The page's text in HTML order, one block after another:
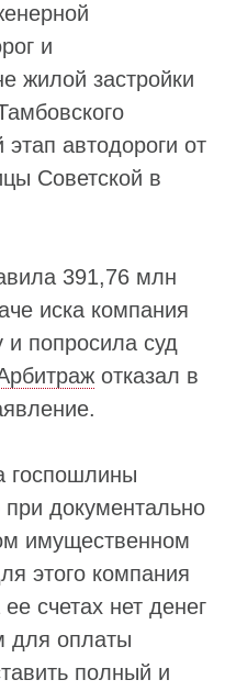
и
жилой застройки
автодороги от
Советской в
391,76 млн
иска компания
и попросила суд
отказал в
госпошлины
при документально
имущественном
этого компания
счетах нет денег
для оплаты
полный и